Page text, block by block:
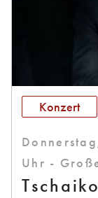
Konzert
Uhr -